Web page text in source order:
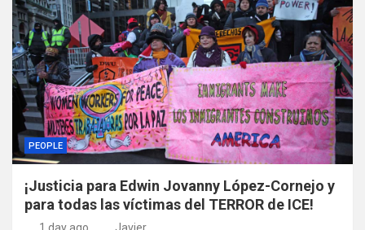
PEOPLE
¡Justicia para Edwin Jovanny López-Cornejo y
para todas las víctimas del TERROR de ICE!
1 day ago Javier